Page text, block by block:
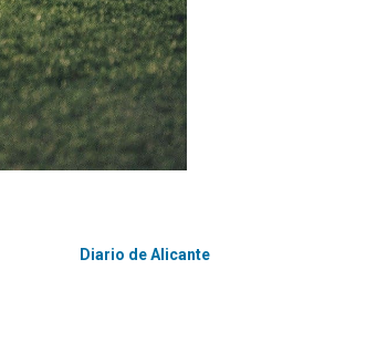
Diario de Alicante